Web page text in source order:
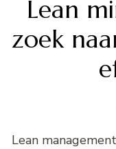
Lean
zoek
Lean